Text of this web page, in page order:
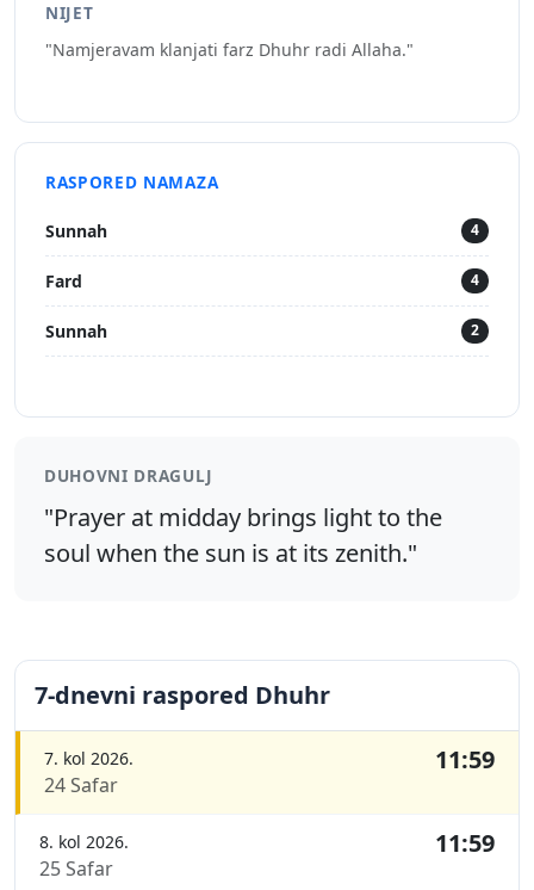
NIJET
"Namjeravam klanjati farz Dhuhr radi Allaha."
RASPORED NAMAZA
Sunnah 4
Fard 4
Sunnah 2
DUHOVNI DRAGULJ
"Prayer at midday brings light to the
soul when the sun is at its zenith."
7-dnevni raspored Dhuhr
7. kol 2026.
24 Safar
11:59
8. kol 2026.
25 Safar
11:59